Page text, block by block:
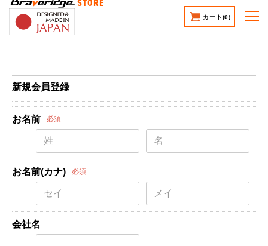
STORE
カート (0)
新規会員登録
お名前 必須
お名前(カナ) 必須
会社名